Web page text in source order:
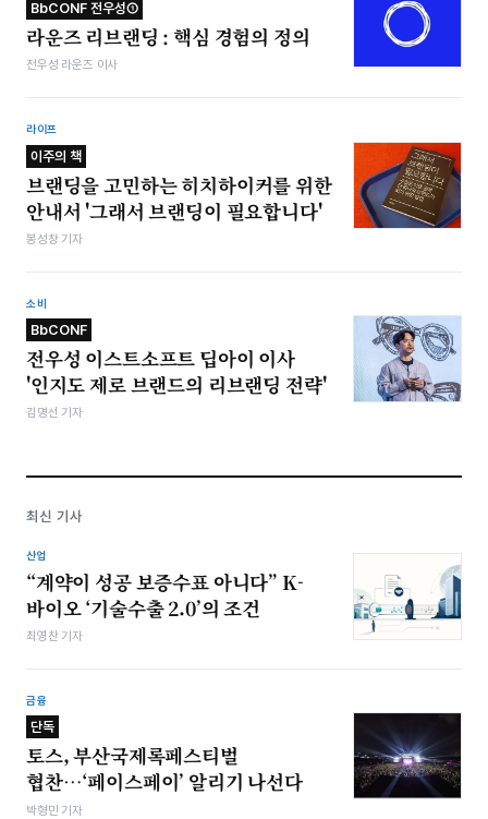
BbCONF 전우성①
라운즈 리브랜딩 : 핵심 경험의 정의
전우성 라운즈 이사
라이프
이주의 책
브랜딩을 고민하는 히치하이커를 위한
안내서 '그래서 브랜딩이 필요합니다'
봉성창 기자
소비
BbCONF
전우성 이스트소프트 딥아이 이사
'인지도 제로 브랜드의 리브랜딩 전략'
김명선 기자
최신 기사
산업
“계약이 성공 보증수표 아니다” K-
바이오 ‘기술수출 2.0’의 조건
최영찬 기자
금융
단독
토스, 부산국제록페스티벌
협찬…‘페이스페이’ 알리기 나선다
박형민 기자